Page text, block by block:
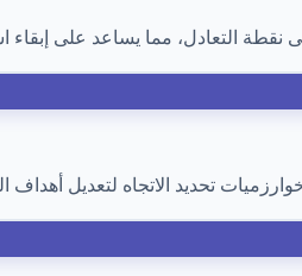
نقطة التعادل، مما يساعد على
تحديد الاتجاه لتعديل